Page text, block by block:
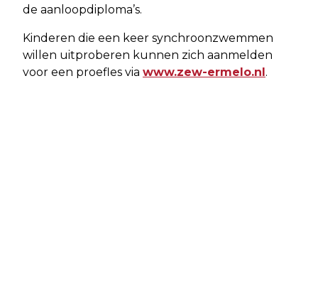
de aanloopdiploma’s.
Kinderen die een keer synchroonzwemmen
willen uitproberen kunnen zich aanmelden
voor een proefles via www.zew-ermelo.nl.